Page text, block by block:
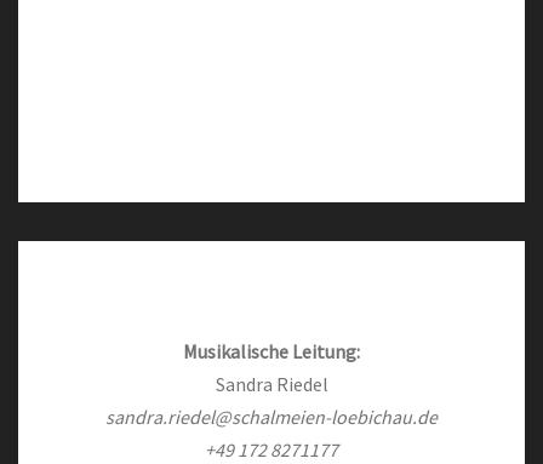
Musikalische Leitung:
Sandra Riedel
sandra.riedel@schalmeien-loebichau.de
+49 172 8271177